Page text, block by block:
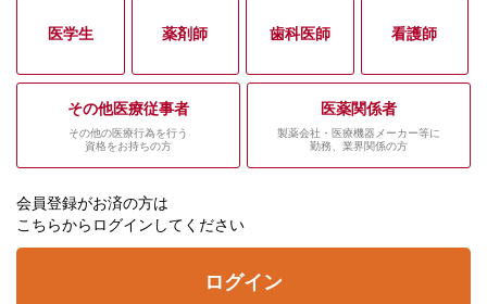
医学生 薬剤師 歯科医師 看護師
その他医療従事者
その他の医療行為を行う
資格をお持ちの方
医薬関係者
製薬会社・医療機器メーカー等に
勤務、業界関係の方
会員登録がお済の方は
こちらからログインしてください
ログイン